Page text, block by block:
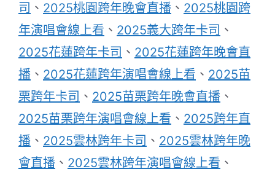
司 、 2025桃園跨年晚會直播 、 2025桃園跨
年演唱會線上看 、 2025義大跨年卡司 、
2025花蓮跨年卡司 、 2025花蓮跨年晚會直
播 、 2025花蓮跨年演唱會線上看 、 2025苗
栗跨年卡司 、 2025苗栗跨年晚會直播 、
2025苗栗跨年演唱會線上看 、 2025跨年直
播 、 2025雲林跨年卡司 、 2025雲林跨年晚
會直播 、 2025雲林跨年演唱會線上看 、